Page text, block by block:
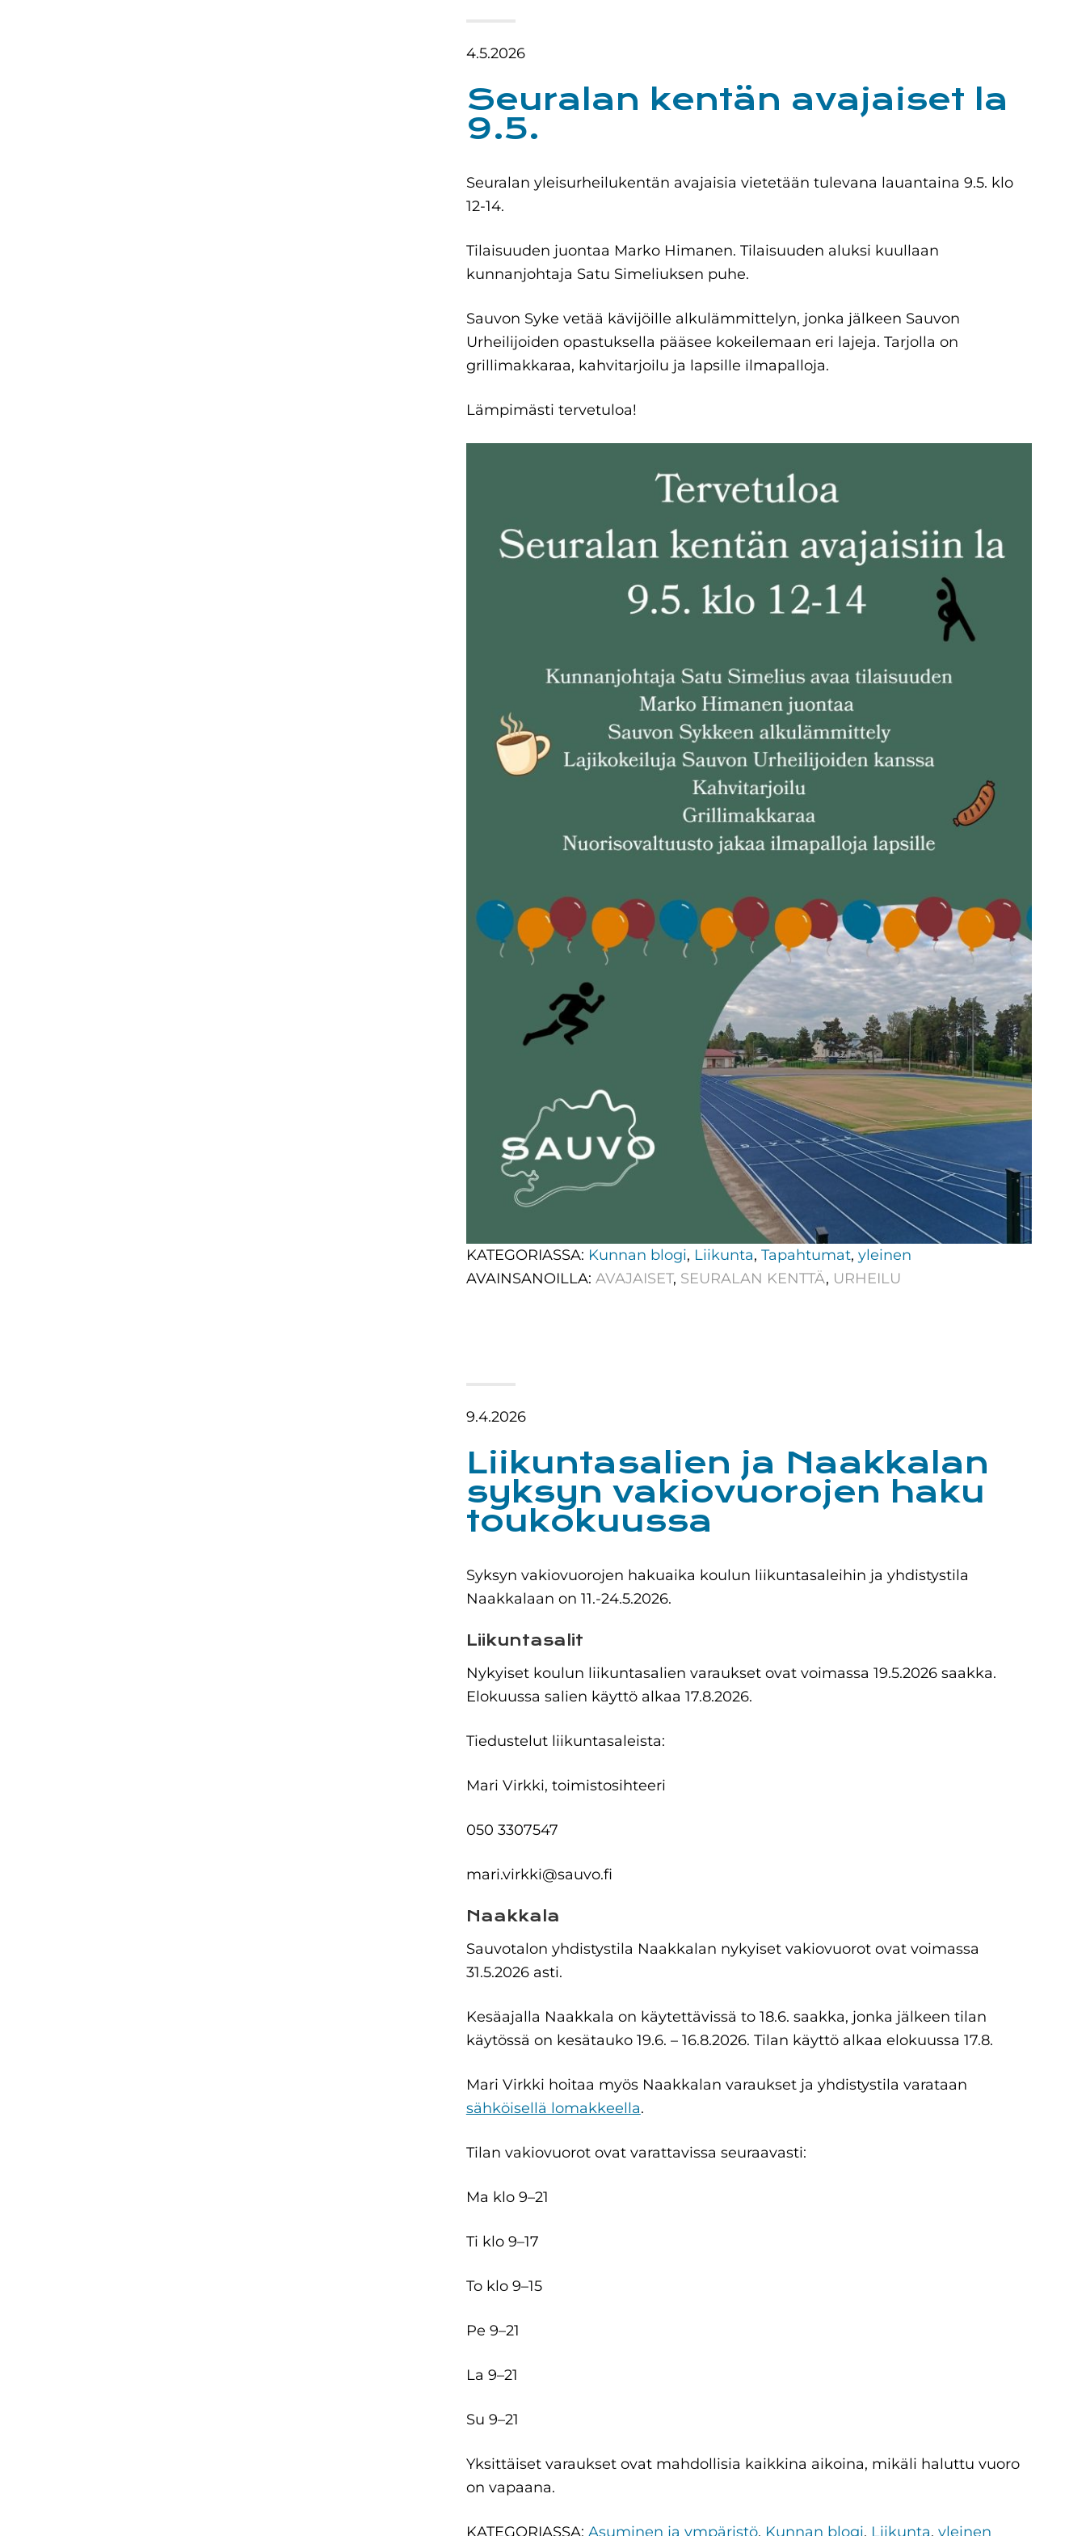
4.5.2026
Seuralan kentän avajaiset la
9.5.
Seuralan yleisurheilukentän avajaisia vietetään tulevana lauantaina 9.5. klo
12-14.
Tilaisuuden juontaa Marko Himanen. Tilaisuuden aluksi kuullaan
kunnanjohtaja Satu Simeliuksen puhe.
Sauvon Syke vetää kävijöille alkulämmittelyn, jonka jälkeen Sauvon
Urheilijoiden opastuksella pääsee kokeilemaan eri lajeja. Tarjolla on
grillimakkaraa, kahvitarjoilu ja lapsille ilmapalloja.
Lämpimästi tervetuloa!
KATEGORIASSA: Kunnan blogi, Liikunta, Tapahtumat, yleinen
AVAINSANOILLA: AVAJAISET, SEURALAN KENTTÄ, URHEILU
9.4.2026
Liikuntasalien ja Naakkalan
syksyn vakiovuorojen haku
toukokuussa
Syksyn vakiovuorojen hakuaika koulun liikuntasaleihin ja yhdistystila
Naakkalaan on 11.-24.5.2026.
Liikuntasalit
Nykyiset koulun liikuntasalien varaukset ovat voimassa 19.5.2026 saakka.
Elokuussa salien käyttö alkaa 17.8.2026.
Tiedustelut liikuntasaleista:
Mari Virkki, toimistosihteeri
050 3307547
mari.virkki@sauvo.fi
Naakkala
Sauvotalon yhdistystila Naakkalan nykyiset vakiovuorot ovat voimassa
31.5.2026 asti.
Kesäajalla Naakkala on käytettävissä to 18.6. saakka, jonka jälkeen tilan
käytössä on kesätauko 19.6. – 16.8.2026. Tilan käyttö alkaa elokuussa 17.8.
Mari Virkki hoitaa myös Naakkalan varaukset ja yhdistystila varataan
sähköisellä lomakkeella.
Tilan vakiovuorot ovat varattavissa seuraavasti:
Ma klo 9–21
Ti klo 9–17
To klo 9–15
Pe 9–21
La 9–21
Su 9–21
Yksittäiset varaukset ovat mahdollisia kaikkina aikoina, mikäli haluttu vuoro
on vapaana.
KATEGORIASSA: Asuminen ja ympäristö, Kunnan blogi, Liikunta, yleinen